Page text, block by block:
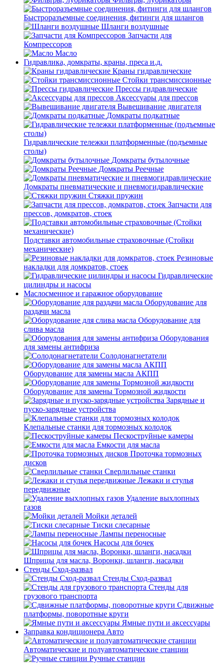
Быстроразъемные соединения, фитинги для шлангов
Шланги воздушные
Запчасти для
Компрессоров
Масло
Гидравлика, домкраты, краны, преса и.д.
Краны гидравлические
Стойки трансмиссионные
Прессы гидравлические
Аксессуары для прессов
Вывешивание двигателя
Домкраты подкатные
Гидравлические тележки платформенные (подъемные
столы)
Домкраты бутылочные
Домкраты Реечные
Домкраты пневматические и пневмогидравлические
Стяжки пружин
Запчасти для
прессов, домкратов, стоек
Подставки автомобильные страховочные (Стойки
механические)
Резиновые
накладки для домкратов, стоек
Гидравлические
цилиндры и насосы
Маслосменное и гаражное оборудование
Оборудование для
раздачи масла
Оборудование для
слива масла
Оборудования
для замены антифриза
Солодонагнетатели
Оборудование для замены масла АКПП
Оборудование для замены Тормозной жидкости
Зарядные и
пуско-зарядные устройства
Клепальные станки для тормозных колодок
Пескоструйные камеры
Емкости для масла
Проточка тормозных
дисков
Сверлильные станки
Лежаки и стулья
передвижные
Удаление выхлопных
газов
Мойки деталей
Тиски слесарные
Лампы переносные
Насосы для бочек
Шприцы для масла, Воронки, шланги, насадки
Стенды Сход-развал
Стенды Сход-развал
Стенды для
грузового транспорта
Сдвижные
платформы, поворотные круги
Ямные пути и аксессуары
Заправка кондиционера Авто
Автоматические и полуавтоматические станции
Ручные станции